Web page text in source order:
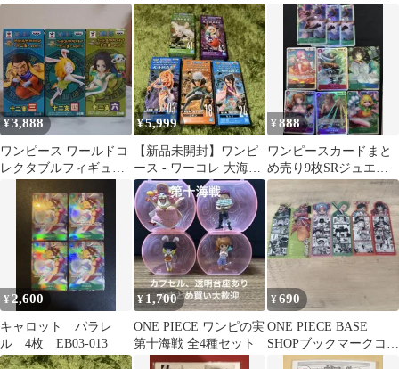
キャロット
ロット
枚 まとめ売り
¥3,888
ワンピース ワールドコ
レクタブルフィギュア
¥5,999
【新品未開封】ワンピ
ース - ワーコレ 大海賊
百景- 5種セット
¥888
ワンピースカードまと
め売り9枚SRジュエリ
ーボニー ブラックマリ
ア他 即購入OK
¥2,600
キャロット パラレ
ル 4枚 EB03-013
¥ 1,700
ONE PIECE ワンピの実
第十海戦 全4種セット
¥690
ONE PIECE BASE
SHOPブックマークコレ
クション 6枚セット